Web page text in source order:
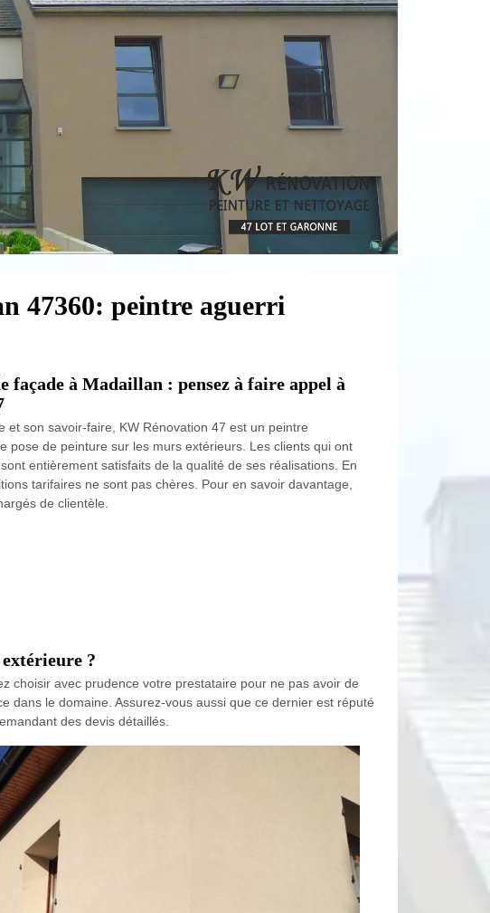
47360: peintre aguerri
façade à Madaillan : pensez à faire appel à
et son savoir-faire, KW Rénovation 47 est un peintre
pose de peinture sur les murs extérieurs. Les clients qui ont
entièrement satisfaits de la qualité de ses réalisations. En
tarifaires ne sont pas chères. Pour en savoir davantage,
de clientèle.
?
choisir avec prudence votre prestataire pour ne pas avoir de
dans le domaine. Assurez-vous aussi que ce dernier est réputé
des devis détaillés.